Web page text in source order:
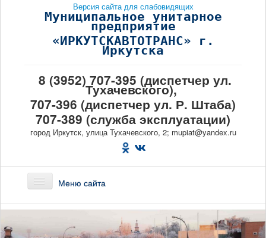
Версия сайта для слабовидящих
Муниципальное унитарное
предприятие
«ИРКУТСКАВТОТРАНС» г.
Иркутска
8 (3952) 707-395 (диспетчер ул.
Тухачевского),
707-396 (диспетчер ул. Р. Штаба)
707-389 (служба эксплуатации)
город Иркутск, улица Тухачевского, 2; mupiat@yandex.ru
Меню сайта